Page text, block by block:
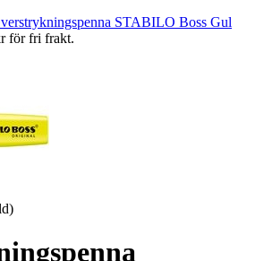
STABILO Boss Gul
för fri frakt.